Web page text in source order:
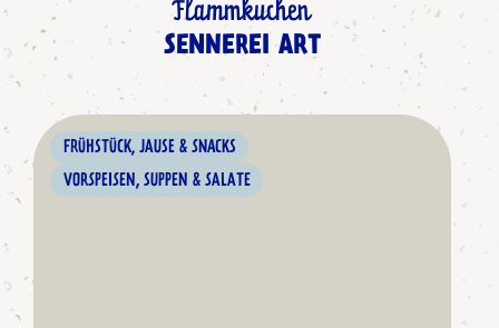
Flammkuchen
SENNEREI ART
FRÜHSTÜCK, JAUSE & SNACKS
VORSPEISEN, SUPPEN & SALATE